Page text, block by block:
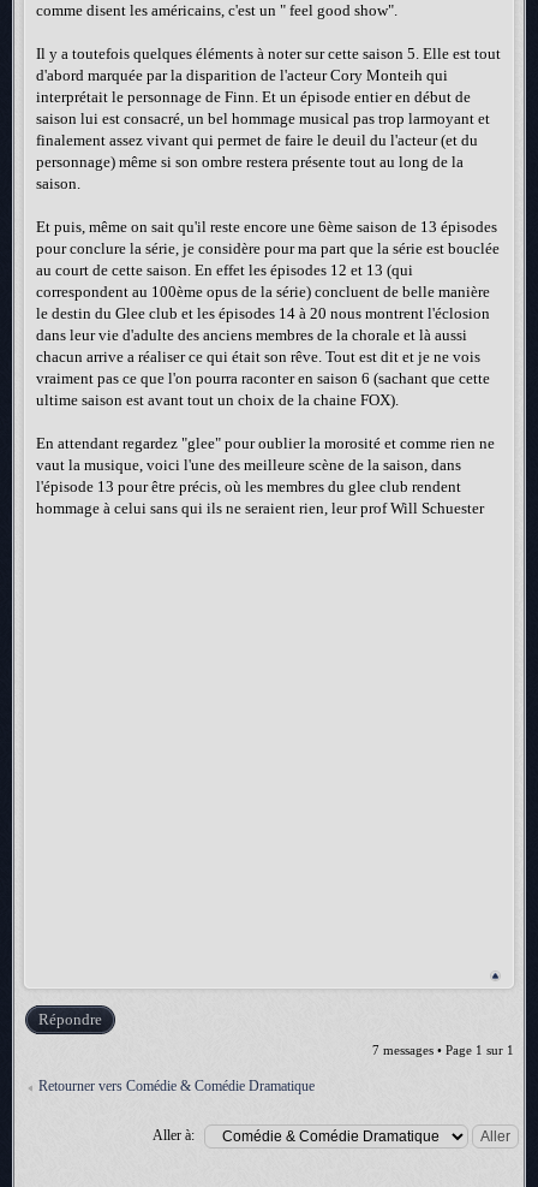
comme disent les américains, c'est un " feel good show".
Il y a toutefois quelques éléments à noter sur cette saison 5. Elle est tout
d'abord marquée par la disparition de l'acteur Cory Monteih qui
interprétait le personnage de Finn. Et un épisode entier en début de
saison lui est consacré, un bel hommage musical pas trop larmoyant et
finalement assez vivant qui permet de faire le deuil du l'acteur (et du
personnage) même si son ombre restera présente tout au long de la
saison.
Et puis, même on sait qu'il reste encore une 6ème saison de 13 épisodes
pour conclure la série, je considère pour ma part que la série est bouclée
au court de cette saison. En effet les épisodes 12 et 13 (qui
correspondent au 100ème opus de la série) concluent de belle manière
le destin du Glee club et les épisodes 14 à 20 nous montrent l'éclosion
dans leur vie d'adulte des anciens membres de la chorale et là aussi
chacun arrive a réaliser ce qui était son rêve. Tout est dit et je ne vois
vraiment pas ce que l'on pourra raconter en saison 6 (sachant que cette
ultime saison est avant tout un choix de la chaine FOX).
En attendant regardez "glee" pour oublier la morosité et comme rien ne
vaut la musique, voici l'une des meilleure scène de la saison, dans
l'épisode 13 pour être précis, où les membres du glee club rendent
hommage à celui sans qui ils ne seraient rien, leur prof Will Schuester
Répondre
7 messages • Page 1 sur 1
Retourner vers Comédie & Comédie Dramatique
Aller à: